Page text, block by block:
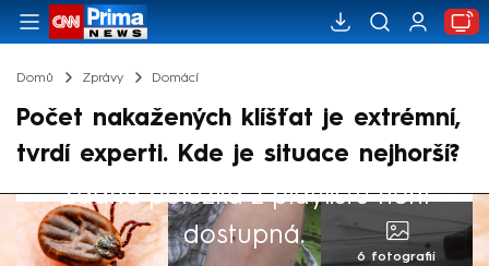
Domů Zprávy Domácí
Počet nakažených klíšťat je extrémní,
tvrdí experti. Kde je situace nejhorší?
Žádná položka z playlistu není
dostupná.
6 fotografií